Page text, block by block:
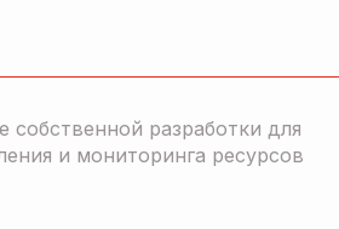
разработки для
и мониторинга ресурсов